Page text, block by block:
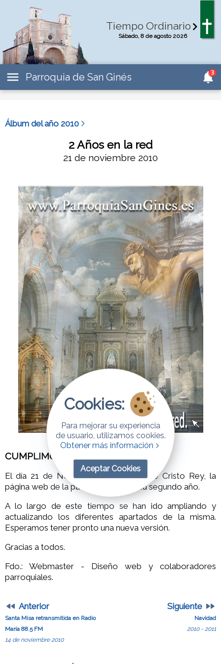
Tiempo Ordinario
Sábado, 8 de agosto 2026
Parroquia de San Ginés 3
Álbum del año 2010
2 Años en la red
21 de noviembre 2010
CUMPLIMOS NUESTRO 2° AÑO
El día 21 de Noviembre, Festividad de Cristo Rey, la
página web de la parroquia cumple su segundo año.
A lo largo de este tiempo se han ido ampliando y
actualizando los diferentes apartados de la misma.
Esperamos tener pronto una nueva versión.
Gracias a todos.
Fdo.: Webmaster - Diseño web y colaboradores
parroquiales.
Anterior
Santa Misa retransmitida en Radio
María 88.5 FM
14 de noviembre 2010
Siguiente
Navidad
2010 - 2011
Cookies:
Para mejorar su experiencia
de usuario, utilizamos cookies.
Obtener más información
Aceptar Cookies